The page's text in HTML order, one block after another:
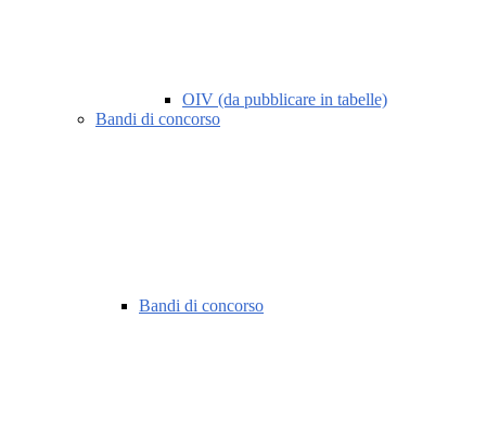
OIV (da pubblicare in tabelle)
Bandi di concorso
Bandi di concorso